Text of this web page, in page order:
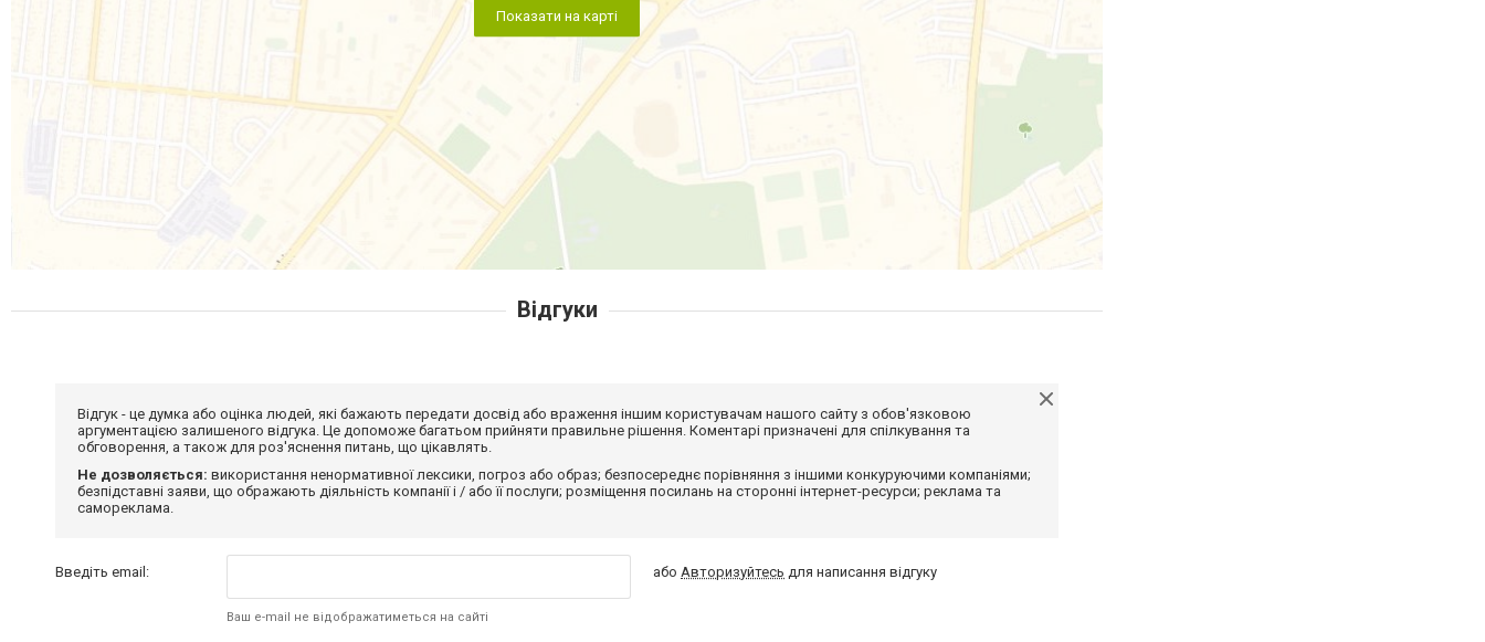
Показати на карті
Відгуки
Відгук - це думка або оцінка людей, які бажають передати досвід або враження іншим користувачам нашого сайту з обов'язковою
аргументацією залишеного відгука. Це допоможе багатьом прийняти правильне рішення. Коментарі призначені для спілкування та
обговорення, а також для роз'яснення питань, що цікавлять.
Не дозволяється: використання ненормативної лексики, погроз або образ; безпосереднє порівняння з іншими конкуруючими компаніями;
безпідставні заяви, що ображають діяльність компанії і / або її послуги; розміщення посилань на сторонні інтернет-ресурси; реклама та
самореклама.
Введіть email:
Ваш e-mail не відображатиметься на сайті
абоАвторизуйтесь для написання відгуку